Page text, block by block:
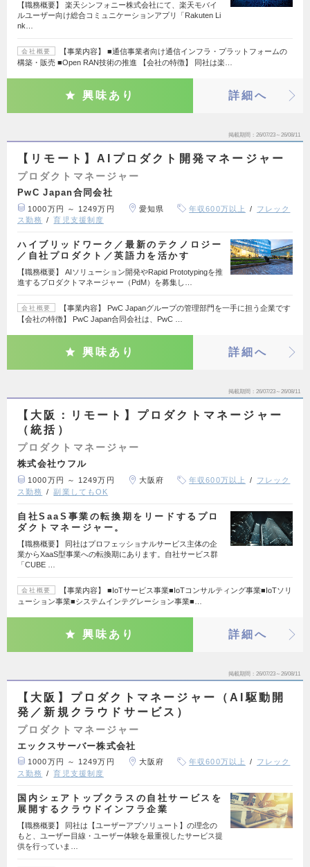
【職務概要】 楽天シンフォニー株式会社にて、楽天モバイ
ルユーザー向け総合コミュニケーションアプリ「Rakuten Li
nk…
会社概要
【事業内容】 ■通信事業者向け通信インフラ・プラットフォームの
構築・販売 ■Open RAN技術の推進 【会社の特徴】 同社は楽…
興味あり 詳細へ
掲載期間 26/07/23～26/08/11
【リモート】AIプロダクト開発マネージャー
プロダクトマネージャー
PwC Japan合同会社
1000万円 ～ 1249万円 愛知県 年収600万以上
フレック
ス勤務
育児支援制度
ハイブリッドワーク／最新のテクノロジー
／自社プロダクト／英語力を活かす
【職務概要】 AIソリューション開発やRapid Prototypingを推
進するプロダクトマネージャー（PdM）を募集し…
会社概要
【事業内容】 PwC Japanグループの管理部門を一手に担う企業です
【会社の特徴】 PwC Japan合同会社は、PwC …
興味あり 詳細へ
掲載期間 26/07/23～26/08/11
【大阪：リモート】プロダクトマネージャー
（統括）
プロダクトマネージャー
株式会社ウフル
1000万円 ～ 1249万円 大阪府 年収600万以上
フレック
ス勤務
副業してもOK
自社SaaS事業の転換期をリードするプロ
ダクトマネージャー。
【職務概要】 同社はプロフェッショナルサービス主体の企
業からXaaS型事業への転換期にあります。自社サービス群
「CUBE …
会社概要
【事業内容】 ■IoTサービス事業■IoTコンサルティング事業■IoTソリ
ューション事業■システムインテグレーション事業■…
興味あり 詳細へ
掲載期間 26/07/23～26/08/11
【大阪】プロダクトマネージャー（AI駆動開
発／新規クラウドサービス）
プロダクトマネージャー
エックスサーバー株式会社
1000万円 ～ 1249万円 大阪府 年収600万以上
フレック
ス勤務
育児支援制度
国内シェアトップクラスの自社サービスを
展開するクラウドインフラ企業
【職務概要】 同社は【ユーザーアブソリュート】の理念の
もと、ユーザー目線・ユーザー体験を最重視したサービス提
供を行っていま…